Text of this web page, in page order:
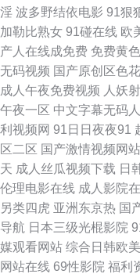
伊人久肏 亚州综合15P 东京
利视频导航 另类国产在线
足交影视 91影音绯色 超碰
国床上a级视频 國內精品區
网免网站 91偷拍探花网站
线 91导航成人 超碰视97 午
文字幕 www香蕉视频 97超
淫 波多野结依电影 91狠
加勒比熟女 91碰在线 欧
产人在线成免费 免费黄
无码视频 国产原创区色
成人午夜免费视频 人妖
午夜一区 中文字幕无码
利视频网 91日日夜夜91
区二区 国产激情视频网站
天 成人丝瓜视频下载 日
伦理电影在线 成人影院
另类四虎 亚洲东京热 国
导航 日本三级光棍影院
媒观看网站 综合日韩欧美
网站在线 69性影院 福利